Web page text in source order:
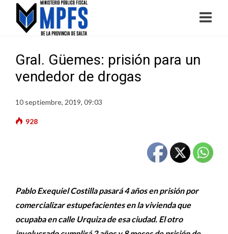
Gral. Güemes: prisión para un
vendedor de drogas
10 septiembre, 2019, 09:03
928
Pablo Exequiel Costilla pasará 4 años en prisión por
comercializar estupefacientes en la vivienda que
ocupaba en calle Urquiza de esa ciudad. El otro